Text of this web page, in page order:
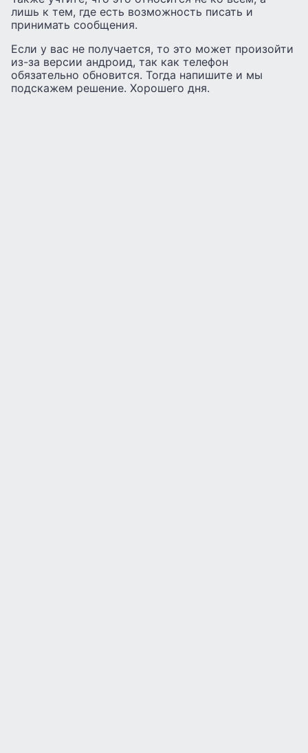
лишь к тем, где есть возможность писать и
принимать сообщения.
Если у вас не получается, то это может произойти
из-за версии андроид, так как телефон
обязательно обновится. Тогда напишите и мы
подскажем решение. Хорошего дня.